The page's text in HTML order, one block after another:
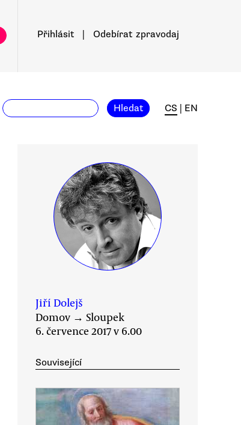
Přihlásit Odebírat zpravodaj
Hledat CS EN
Jiří Dolejš
Domov → Sloupek
6. července 2017 v 6.00
Související